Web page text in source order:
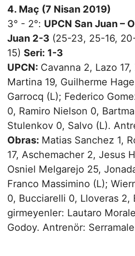
4. Maç (7 Nisan 2019)
3° - 2°: UPCN San Juan –
Juan 2-3 (25-23, 25-16,
15) Seri: 1-3
UPCN: Cavanna 2, Lazo
Martina 19, Guilherme
Garrocq (L); Federico
0, Ramiro Nielson 0,
Stulenkov 0, Salvo (L).
Obras: Matias Sanchez 1,
17, Aschemacher 2, Jesus
Osniel Melgarejo 25,
Franco Massimino (L);
0, Bucciarelli 0, Lloveras 2,
girmeyenler: Lautaro
Godoy. Antrenör: